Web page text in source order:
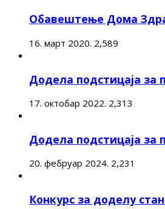
Обавештење Дома
16. март 2020. 2,589
Додела подстицаја за
17. октобар 2022. 2,313
Додела подстицаја за
20. фебруар 2024. 2,231
Конкурс за доделу